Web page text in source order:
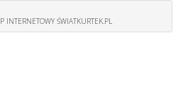
INTERNETOWY ŚWIATKURTEK.PL